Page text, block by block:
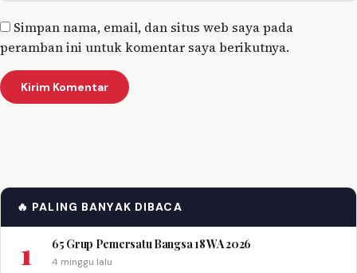
Simpan nama, email, dan situs web saya pada
peramban ini untuk komentar saya berikutnya.
🔥 PALING BANYAK DIBACA
1 65 Grup Pemersatu Bangsa 18 WA 2026
4 minggu lalu